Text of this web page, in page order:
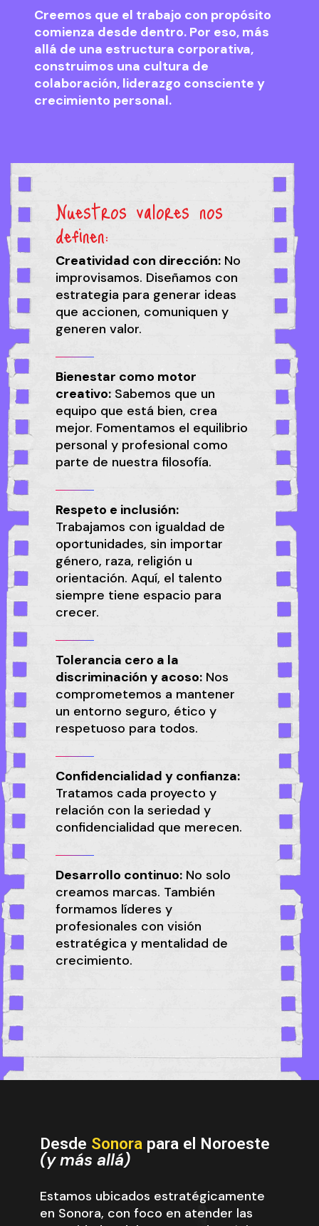
Creemos que el trabajo con propósito
comienza desde dentro. Por eso, más
allá de una estructura corporativa,
construimos una cultura de
colaboración, liderazgo consciente y
crecimiento personal.
Nuestros valores nos
definen:
Creatividad con dirección:No
improvisamos. Diseñamos con
estrategia para generar ideas
que accionen, comuniquen y
generen valor.
Bienestar como motor
creativo:Sabemos que un
equipo que está bien, crea
mejor. Fomentamos el equilibrio
personal y profesional como
parte de nuestra filosofía.
Respeto e inclusión:
Trabajamos con igualdad de
oportunidades, sin importar
género, raza, religión u
orientación. Aquí, el talento
siempre tiene espacio para
crecer.
Tolerancia cero a la
discriminación y acoso:Nos
comprometemos a mantener
un entorno seguro, ético y
respetuoso para todos.
Confidencialidad y confianza:
Tratamos cada proyecto y
relación con la seriedad y
confidencialidad que merecen.
Desarrollo continuo:No solo
creamos marcas. También
formamos líderes y
profesionales con visión
estratégica y mentalidad de
crecimiento.
Desde Sonorapara el Noroeste
(y más allá)
Estamos ubicados estratégicamente
en Sonora, con foco en atender las